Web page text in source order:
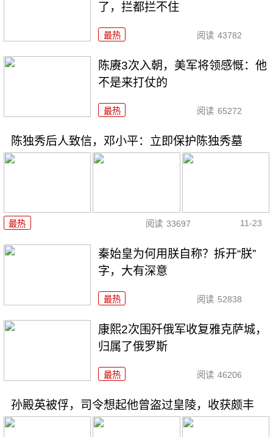
了，拦都拦不住
最热 阅读 43782
陈赓3次入朝，美军将领感慨：他
不是来打仗的
最热 阅读 65272
陈独秀后人致信，邓小平：立即保护陈独秀墓
最热 阅读 33697 11-23
秦始皇为何用朕自称？拆开“朕”
字，大有深意
最热 阅读 52838
康熙2次围歼俄军收复雅克萨城，
归属了俄罗斯
最热 阅读 46206
孙殿英被俘，司令想起他曾盗过皇陵，收获颇丰